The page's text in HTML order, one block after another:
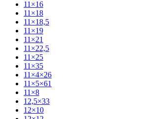
11×16
11×18
11×18,5
11×19
11×21
11×22,5
11×25
11×35
11×4×26
11×5×61
11×8
12,5×33
12×10